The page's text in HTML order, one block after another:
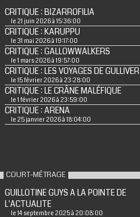
CRITIQUE : BIZARROFILIA
le 21 juin 2026 à 15:36:00
CRITIQUE : KARUPPU
le 31 mai 2026 à 19:17:00
CRITIQUE : GALLOWWALKERS
le 1 mars 2026 à 19:57:00
CRITIQUE : LES VOYAGES DE GULLIVER
le 15 février 2026 à 23:28:00
CRITIQUE : LE CRÂNE MALÉFIQUE
le 1 février 2026 à 23:59:00
CRITIQUE : ARENA
le 25 janvier 2026 à 18:04:00
COURT-MÉTRAGE
GUILLOTINE GUYS A LA POINTE DE
L'ACTUALITE
le 14 septembre 2025 à 20:08:00